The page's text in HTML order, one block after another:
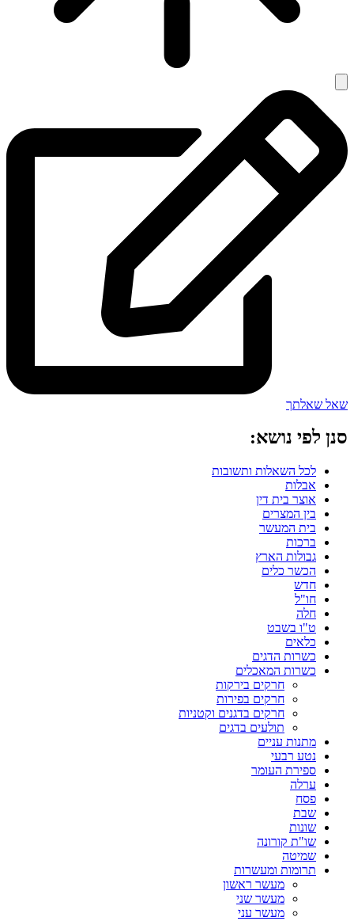
שאל שאלתך
סנן לפי נושא:
לכל השאלות ותשובות
אבלות
אוצר בית דין
בין המצרים
בית המעשר
ברכות
גבולות הארץ
הכשר כלים
חדש
חו"ל
חלה
ט"ו בשבט
כלאים
כשרות הדגים
כשרות המאכלים
חרקים בירקות
חרקים בפירות
חרקים בדגנים וקטניות
תולעים בדגים
מתנות עניים
נטע רבעי
ספירת העומר
ערלה
פסח
שבת
שונות
שו"ת קורונה
שמיטה
תרומות ומעשרות
מעשר ראשון
מעשר שני
מעשר עני